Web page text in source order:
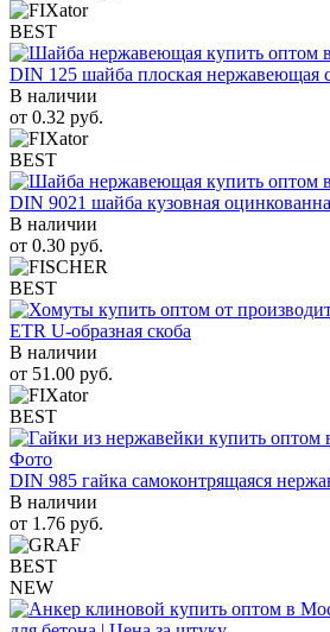
BEST
DIN 125 шайба плоская нержавеющая
В наличии
от 0.32 руб.
BEST
DIN 9021 шайба кузовная
В наличии
от 0.30 руб.
BEST
ETR U-образная скоба
В наличии
от 51.00 руб.
BEST
DIN 985 гайка самоконтрящаяся
В наличии
от 1.76 руб.
BEST
NEW